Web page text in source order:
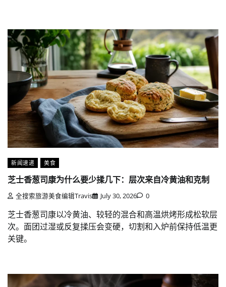
新闻速递 美食
芝士香葱司康为什么要少揉几下：层次来自冷黄油和克制
全搜索旅游美食编辑Travis July 30, 2026 0
芝士香葱司康以冷黄油、较轻的混合和高温烘烤形成松软层
次。面团过湿或反复揉压会变硬，切割和入炉前保持低温更
关键。